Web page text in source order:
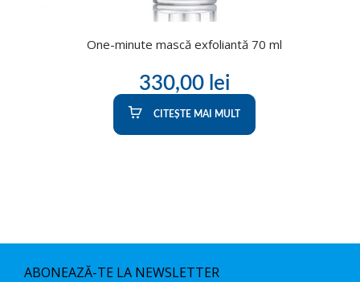
One-minute mască exfoliantă 70 ml
330,00 lei
CITEȘTE MAI MULT
ABONEAZĂ-TE LA NEWSLETTER